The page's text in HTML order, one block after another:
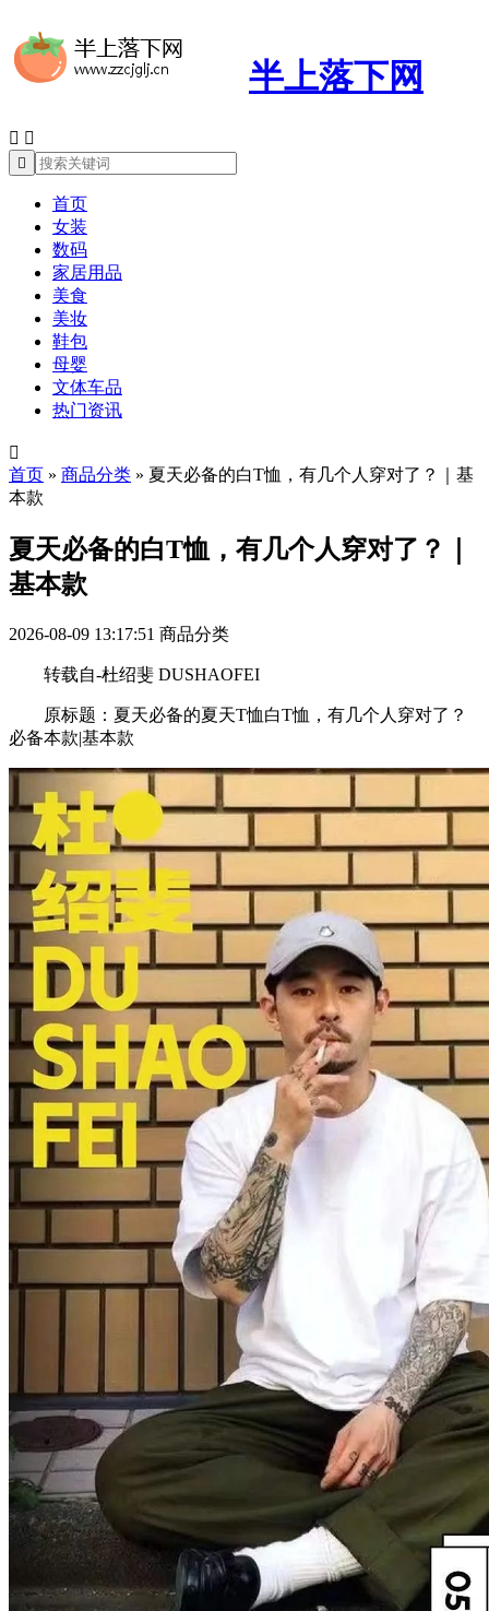
半上落下网
 

首页
女装
数码
家居用品
美食
美妆
鞋包
母婴
文体车品
热门资讯

首页 » 商品分类 » 夏天必备的白T恤，有几个人穿对了？｜基
本款
夏天必备的白T恤，有几个人穿对了？｜
基本款
2026-08-09 13:17:51 商品分类
转载自-杜绍斐 DUSHAOFEI
原标题：夏天必备的夏天T恤白T恤，有几个人穿对了？
必备本款|基本款